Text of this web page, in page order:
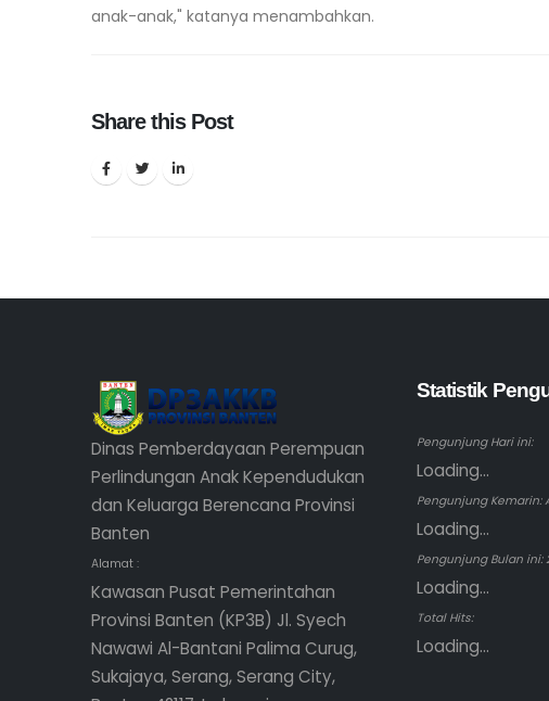
anak-anak," katanya menambahkan.
Share this Post
Dinas Pemberdayaan Perempuan
Perlindungan Anak Kependudukan
dan Keluarga Berencana Provinsi
Banten
Alamat :
Kawasan Pusat Pemerintahan
Provinsi Banten (KP3B) Jl. Syech
Nawawi Al-Bantani Palima Curug,
Sukajaya, Serang, Serang City,
Statistik
Pengunjung Hari ini:
Loading...
Pengunjung Kemarin:
Loading...
Pengunjung Bulan ini:
Loading...
Total Hits:
Loading...